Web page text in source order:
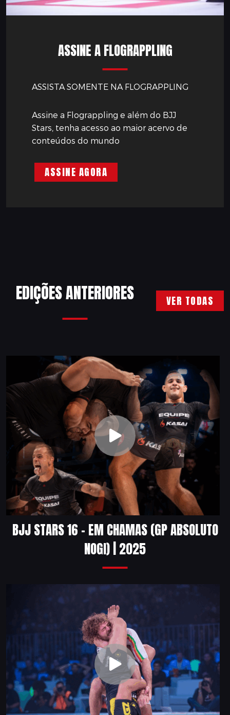
ASSINE A FLOGRAPPLING
ASSISTA SOMENTE NA FLOGRAPPLING
Assine a Flograppling e além do BJJ
Stars, tenha acesso ao maior acervo de
conteúdos do mundo
ASSINE AGORA
EDIÇÕES ANTERIORES VER TODAS
BJJ STARS 16 – EM CHAMAS (GP ABSOLUTO
NOGI) | 2025